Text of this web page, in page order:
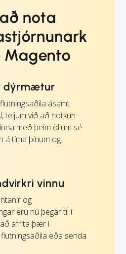
nota
Magento
dýrmætur
ásamt
teljum við að notkun
með þeim öllum sé
á tíma þínum og
vinnu
og
eru nú þegar til í
afrita þær í
eða senda